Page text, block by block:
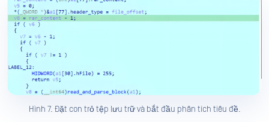
Hình 7. Đặt con trỏ tệp lưu trữ và bắt đầu phân tích tiêu đề.